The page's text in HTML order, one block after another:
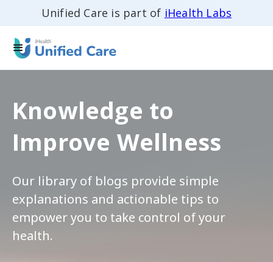
Unified Care is part of iHealth Labs
Knowledge to
Improve Wellness
Our library of blogs provide simple
explanations and actionable tips to
empower you to take control of your
health.